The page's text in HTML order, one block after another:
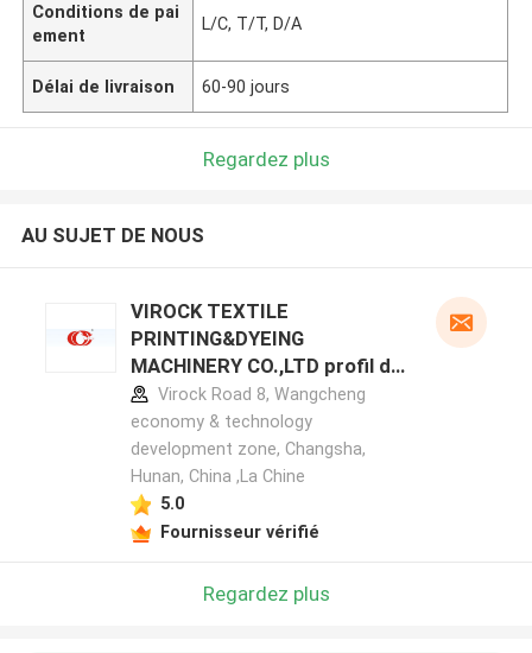
Conditions de pai
ement
L/C, T/T, D/A
Délai de livraison 60-90 jours
Regardez plus
AU SUJET DE NOUS
VIROCK TEXTILE
PRINTING&DYEING
MACHINERY CO.,LTD profil du
fabricant
Virock Road 8, Wangcheng
economy & technology
development zone, Changsha,
Hunan, China ,La Chine
5.0
Fournisseur vérifié
Regardez plus